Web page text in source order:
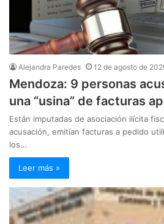
Alejandra Paredes 12 de agosto de
Mendoza: 9 personas
una “usina” de facturas
Están imputadas de asociación ilícita
acusación, emitían facturas a pedido
los…
Leer más »